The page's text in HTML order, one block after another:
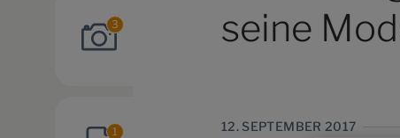
3
1
seine
12. SEPTEMBER 2017